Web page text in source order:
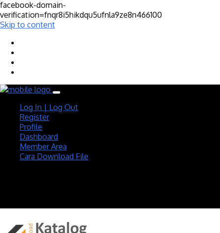
facebook-domain-
verification=fnqr8i5hikdqu5ufnla9ze8n466100
Skip to content
Log In | Log Out
Register
Profile
Dashboard
Member Area
Cara Download File